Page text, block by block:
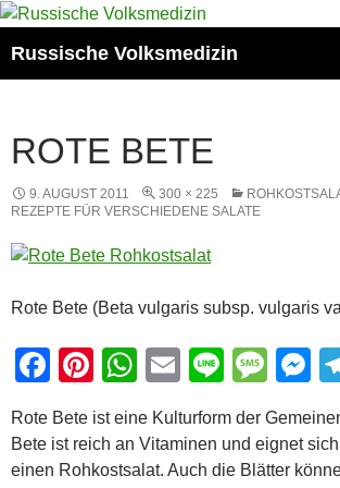
Zum
springen
Russische Volksmedizin
ROTE BETE
9. AUGUST 2011 300 × 225
REZEPTE FÜR VERSCHIEDENE SALATE
Rote Bete (Beta vulgaris subsp. vulgaris
F
c
e
Pi
er
e
W
at
s
E
ail
Li
e
M
ss
a
M
e
Rote Bete ist eine Kulturform der
Bete ist reich an Vitaminen und eignet
einen Rohkostsalat. Auch die Blätter